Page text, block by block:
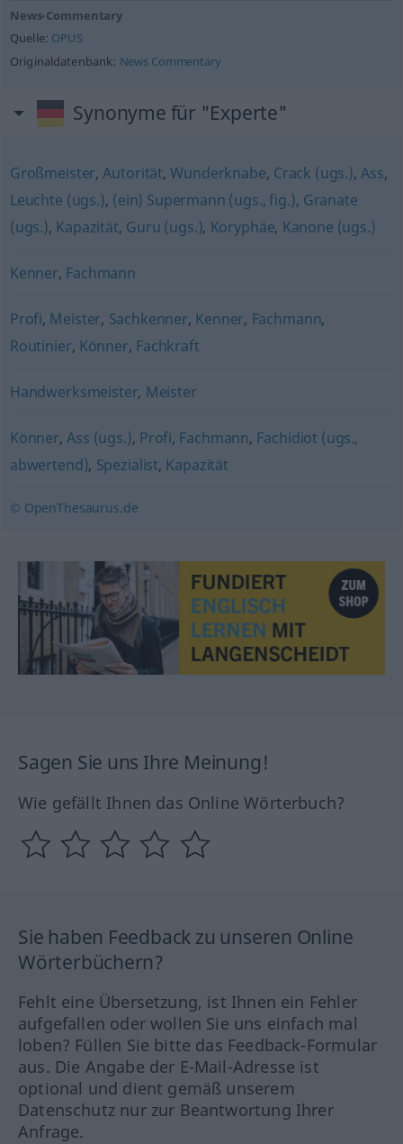
News-Commentary
Quelle: OPUS
Originaldatenbank: News Commentary
Synonyme für "Experte"
Großmeister,Autorität,Wunderknabe, Crack (ugs.),Ass,
Leuchte (ugs.), (ein) Supermann (ugs., fig.), Granate
(ugs.), Kapazität, Guru (ugs.), Koryphäe, Kanone (ugs.)
Kenner, Fachmann
Profi, Meister, Sachkenner, Kenner, Fachmann,
Routinier, Könner, Fachkraft
Handwerksmeister, Meister
Könner,Ass (ugs.), Profi, Fachmann, Fachidiot (ugs.,
abwertend), Spezialist, Kapazität
© OpenThesaurus.de
Sagen Sie uns Ihre Meinung!
Wie gefällt Ihnen das Online Wörterbuch?
Sie haben Feedback zu unseren Online
Wörterbüchern?
Fehlt eine Übersetzung, ist Ihnen ein Fehler
aufgefallen oder wollen Sie uns einfach mal
loben? Füllen Sie bitte das Feedback-Formular
aus. Die Angabe der E-Mail-Adresse ist
optional und dient gemäß unserem
Datenschutz nur zur Beantwortung Ihrer
Anfrage.